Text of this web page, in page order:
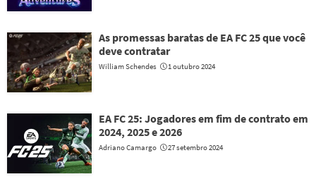
As promessas baratas de EA FC 25 que você
deve contratar
William Schendes 1 outubro 2024
EA FC 25: Jogadores em fim de contrato em
2024, 2025 e 2026
Adriano Camargo 27 setembro 2024